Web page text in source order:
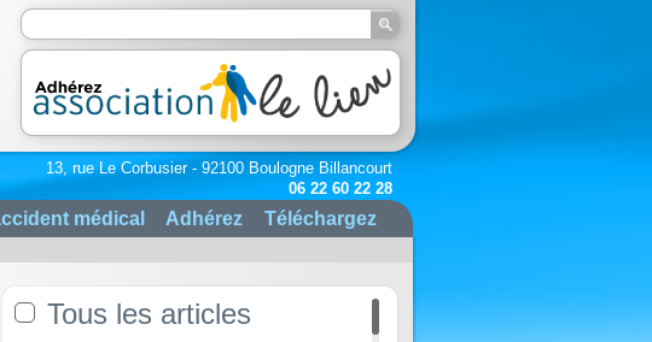
13, rue Le Corbusier - 92100 Boulogne Billancourt
06 22 60 22 28
médical Adhérez Téléchargez
Tous les articles